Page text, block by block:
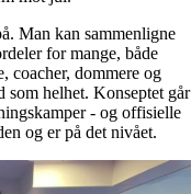
Man kan sammenligne
for mange, både
coacher, dommere og
helhet. Konseptet går
- og offisielle
og er på det nivået.